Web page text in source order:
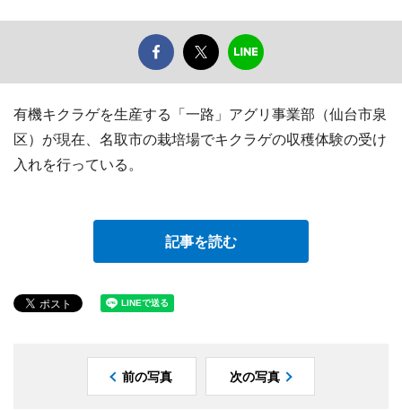
有機キクラゲを生産する「一路」アグリ事業部（仙台市泉
区）が現在、名取市の栽培場でキクラゲの収穫体験の受け
入れを行っている。
記事を読む
前の写真 次の写真